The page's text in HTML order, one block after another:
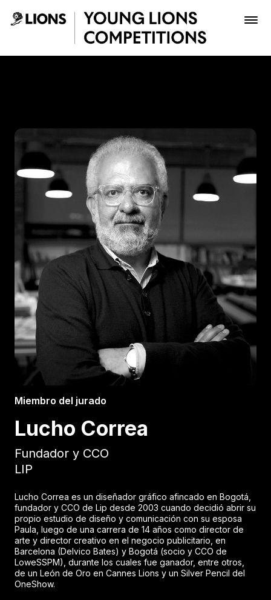
Saltar al contenido principal
Inscribir
Boletería
Miembro del jurado
Lucho Correa
Fundador y CCO
LIP
Lucho Correa es un diseñador gráfico afincado en Bogotá,
fundador y CCO de Lip desde 2003 cuando decidió abrir su
propio estudio de diseño y comunicación con su esposa
Paula, luego de una carrera de 14 años como director de
arte y director creativo en el negocio publicitario, en
Barcelona (Delvico Bates) y Bogotá (socio y CCO de
LoweSSPM), durante los cuales fue ganador, entre otros,
de un León de Oro en Cannes Lions y un Silver Pencil del
OneShow.